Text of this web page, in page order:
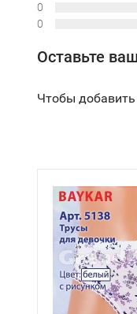
0
0
Оставьте
Чтобы